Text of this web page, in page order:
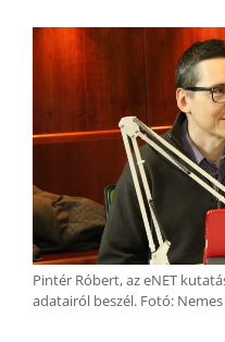
Pintér Róbert, az eNET
adatairól beszél. Fotó: